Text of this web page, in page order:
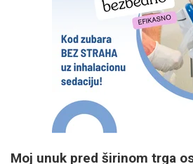
Moj unuk pred širinom trga